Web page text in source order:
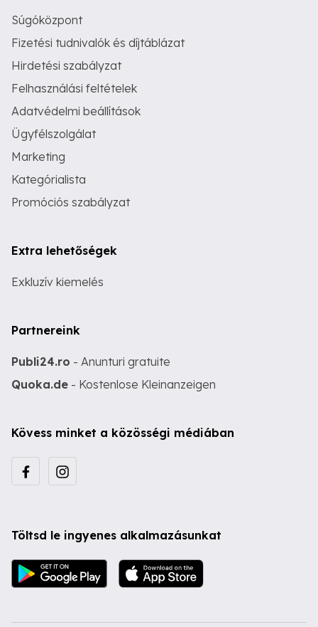
Súgóközpont
Fizetési tudnivalók és díjtáblázat
Hirdetési szabályzat
Felhasználási feltételek
Adatvédelmi beállítások
Ügyfélszolgálat
Marketing
Kategórialista
Promóciós szabályzat
Extra lehetőségek
Exkluzív kiemelés
Partnereink
Publi24.ro - Anunturi gratuite
Quoka.de - Kostenlose Kleinanzeigen
Kövess minket a közösségi médiában
Töltsd le ingyenes alkalmazásunkat